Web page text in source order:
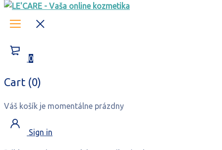
0
Cart (0)
Váš košík je momentálne prázdny
Sign in